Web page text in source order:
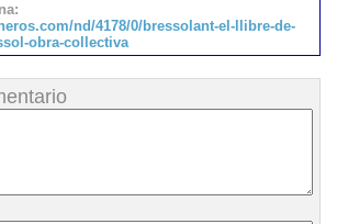
nd/4178/0/bressolant-el-llibre-de-
obra-collectiva